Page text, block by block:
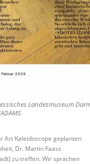
Landesmuseum
Art Kaleidoscope geplanten
Dr. Martin Faass
zu treffen. Wir sprachen